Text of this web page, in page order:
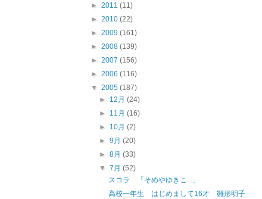
► 2011 (11)
► 2010 (22)
► 2009 (161)
► 2008 (139)
► 2007 (156)
► 2006 (116)
▼ 2005 (187)
► 12月(24)
► 11月(16)
► 10月(2)
►9月(20)
►8月(33)
▼7月(52)
スコラ 「そめやゆきこ...」
高校一年生 はじめまして16才 雛形明子